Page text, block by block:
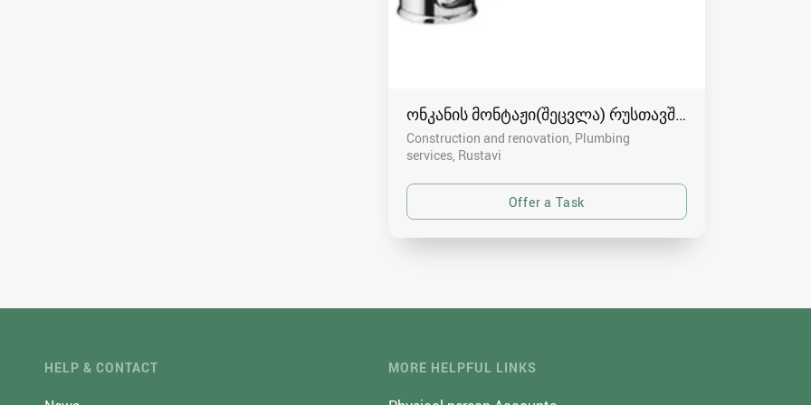
ონკანის მონტაჟი(შეცვლა) რუსთავში-591004680
Construction and renovation, Plumbing
services Rustavi
HELP & CONTACT MORE HELPFUL LINKS